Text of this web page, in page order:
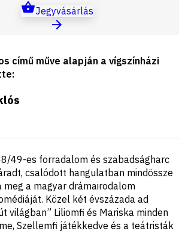
Jegyvásárlás
című műve alapján a vígszínházi
:
49-es forradalom és szabadságharc
csalódott hangulatban mindössze
a magyar drámairodalom
Közel két évszázada ad
világban” Liliomfi és Mariska minden
Szellemfi játékkedve és a teátristák